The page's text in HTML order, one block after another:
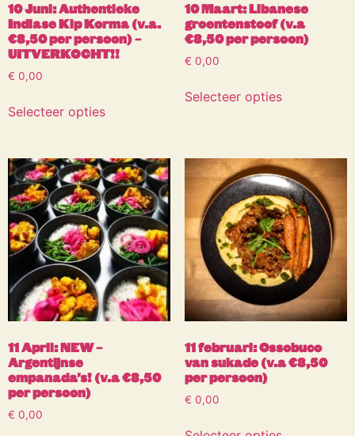
10 Juni: Authentieke
Indiase Kip Korma (v.a.
€8,50 per persoon) –
UITVERKOCHT!!
€ 0,00
Selecteer opties
10 Maart: Libanese
groentenstoof (v.a
€8,50 per persoon)
€ 0,00
Selecteer opties
11 April: NEW –
Argentijnse
empanada’s! (v.a €8,50
per persoon)
€ 0,00
11 februari: Ossobuco
van sukade (v.a €8,50
per persoon)
€ 0,00